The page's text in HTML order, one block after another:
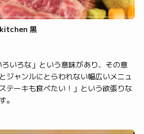
黒
いろな」という意味があり、その意
ジャンルにとらわれない幅広いメニュ
テーキも食べたい！」という欲張りな
。